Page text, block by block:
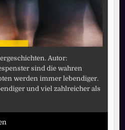
Autor:
sind die wahren
werden immer lebendiger.
und viel zahlreicher als